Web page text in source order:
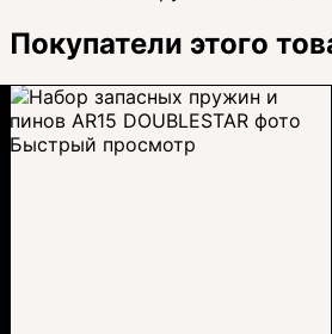
Покупатели этого
Быстрый просмотр